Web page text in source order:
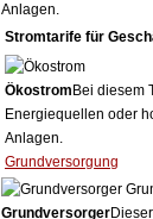
Anlagen.
Stromtarife für
Ökostrom Bei diesem
Energiequellen oder
Anlagen.
Grundversorgung
Grundversorger